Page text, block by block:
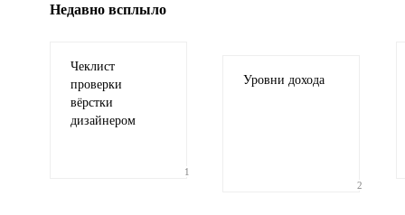
Недавно всплыло
Чеклист
проверки
вёрстки
дизайнером
1
Уровни дохода
2